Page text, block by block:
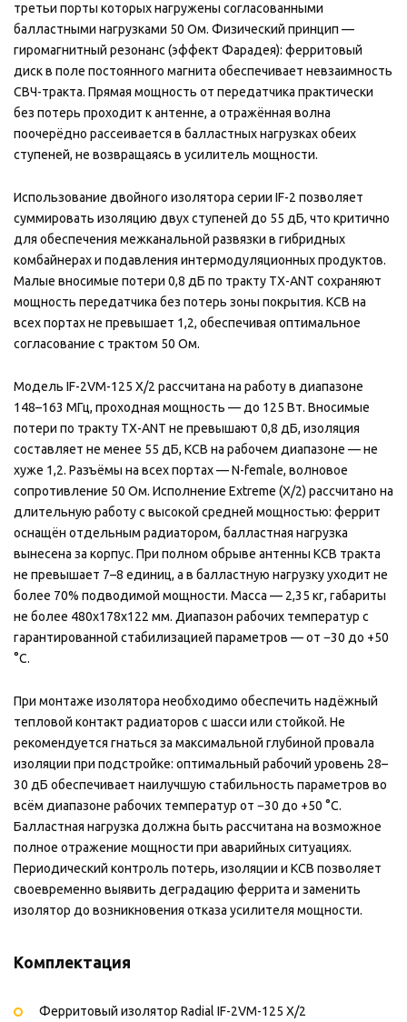
третьи порты которых нагружены согласованными
балластными нагрузками 50 Ом. Физический принцип —
гиромагнитный резонанс (эффект Фарадея): ферритовый
диск в поле постоянного магнита обеспечивает невзаимность
СВЧ-тракта. Прямая мощность от передатчика практически
без потерь проходит к антенне, а отражённая волна
поочерёдно рассеивается в балластных нагрузках обеих
ступеней, не возвращаясь в усилитель мощности.
Использование двойного изолятора серии IF-2 позволяет
суммировать изоляцию двух ступеней до 55 дБ, что критично
для обеспечения межканальной развязки в гибридных
комбайнерах и подавления интермодуляционных продуктов.
Малые вносимые потери 0,8 дБ по тракту TX-ANT сохраняют
мощность передатчика без потерь зоны покрытия. КСВ на
всех портах не превышает 1,2, обеспечивая оптимальное
согласование с трактом 50 Ом.
Модель IF-2VM-125 X/2 рассчитана на работу в диапазоне
148–163 МГц, проходная мощность — до 125 Вт. Вносимые
потери по тракту TX-ANT не превышают 0,8 дБ, изоляция
составляет не менее 55 дБ, КСВ на рабочем диапазоне — не
хуже 1,2. Разъёмы на всех портах — N-female, волновое
сопротивление 50 Ом. Исполнение Extreme (X/2) рассчитано на
длительную работу с высокой средней мощностью: феррит
оснащён отдельным радиатором, балластная нагрузка
вынесена за корпус. При полном обрыве антенны КСВ тракта
не превышает 7–8 единиц, а в балластную нагрузку уходит не
более 70% подводимой мощности. Масса — 2,35 кг, габариты
не более 480х178х122 мм. Диапазон рабочих температур с
гарантированной стабилизацией параметров — от −30 до +50
°C.
При монтаже изолятора необходимо обеспечить надёжный
тепловой контакт радиаторов с шасси или стойкой. Не
рекомендуется гнаться за максимальной глубиной провала
изоляции при подстройке: оптимальный рабочий уровень 28–
30 дБ обеспечивает наилучшую стабильность параметров во
всём диапазоне рабочих температур от −30 до +50 °C.
Балластная нагрузка должна быть рассчитана на возможное
полное отражение мощности при аварийных ситуациях.
Периодический контроль потерь, изоляции и КСВ позволяет
своевременно выявить деградацию феррита и заменить
изолятор до возникновения отказа усилителя мощности.
Комплектация
Ферритовый изолятор Radial IF-2VM-125 X/2